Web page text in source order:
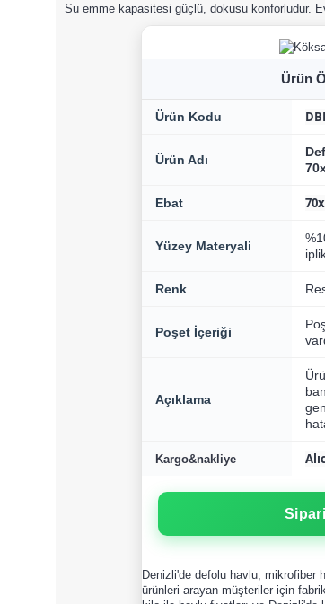
Su emme kapasitesi güçlü, dokusu konforludur.
Ürün
Ürün Kodu
Ürün Adı
Ebat
Yüzey Materyali
Renk
Poşet İçeriği
Açıklama
Kargo&nakliye
Denizli'de defolu havlu, mikrofiber
ürünleri arayan müşteriler için